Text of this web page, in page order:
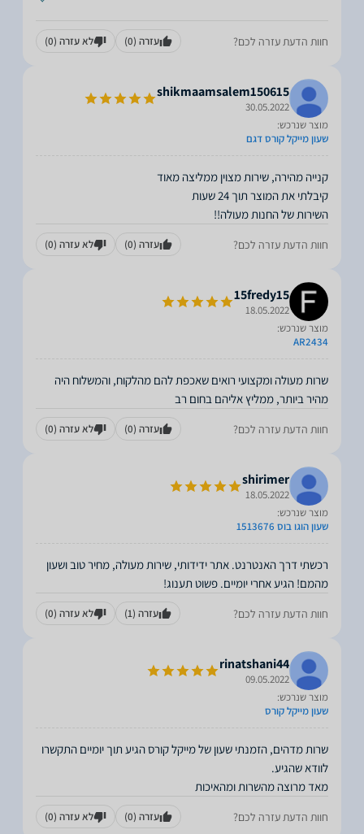
חוות הדעת עזרה לכם? עזרה (0) לא עזרה (0)
shikmaamsalem150615
30.05.2022
מוצר שנרכש:
שעון מייקל קורס דגם
השירות של החנות מעולה!!
חוות הדעת עזרה לכם? עזרה (0) לא עזרה (0)
15fredy15
18.05.2022
מוצר שנרכש:
AR2434
שרות מעולה ומקצועי רואים שאכפת להם מהלקוח, והמשלוח היה
מהיר ביותר, ממליץ אליהם בחום רב
חוות הדעת עזרה לכם? עזרה (0) לא עזרה (0)
shirimer
18.05.2022
מוצר שנרכש:
שעון הוגו בוס 1513676
רכשתי דרך האנטרנט. אתר ידידותי, שירות מעולה, מחיר טוב ושעון
מהמם! הגיע אחרי יומיים. פשוט תענוג!
חוות הדעת עזרה לכם? עזרה (1) לא עזרה (0)
rinatshani44
09.05.2022
מוצר שנרכש:
שעון מייקל קורס
שרות מדהים, הזמנתי שעון של מייקל קורס הגיע תוך יומיים התקשרו
מאד מרוצה מהשרות ומהאיכות
חוות הדעת עזרה לכם? עזרה (0) לא עזרה (0)